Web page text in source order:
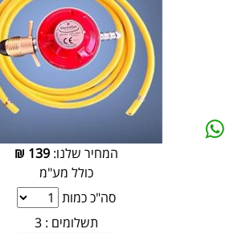
המחיר שלנו:139
₪
כולל מע"מ
סה"כ כמות
תשלומים : 3